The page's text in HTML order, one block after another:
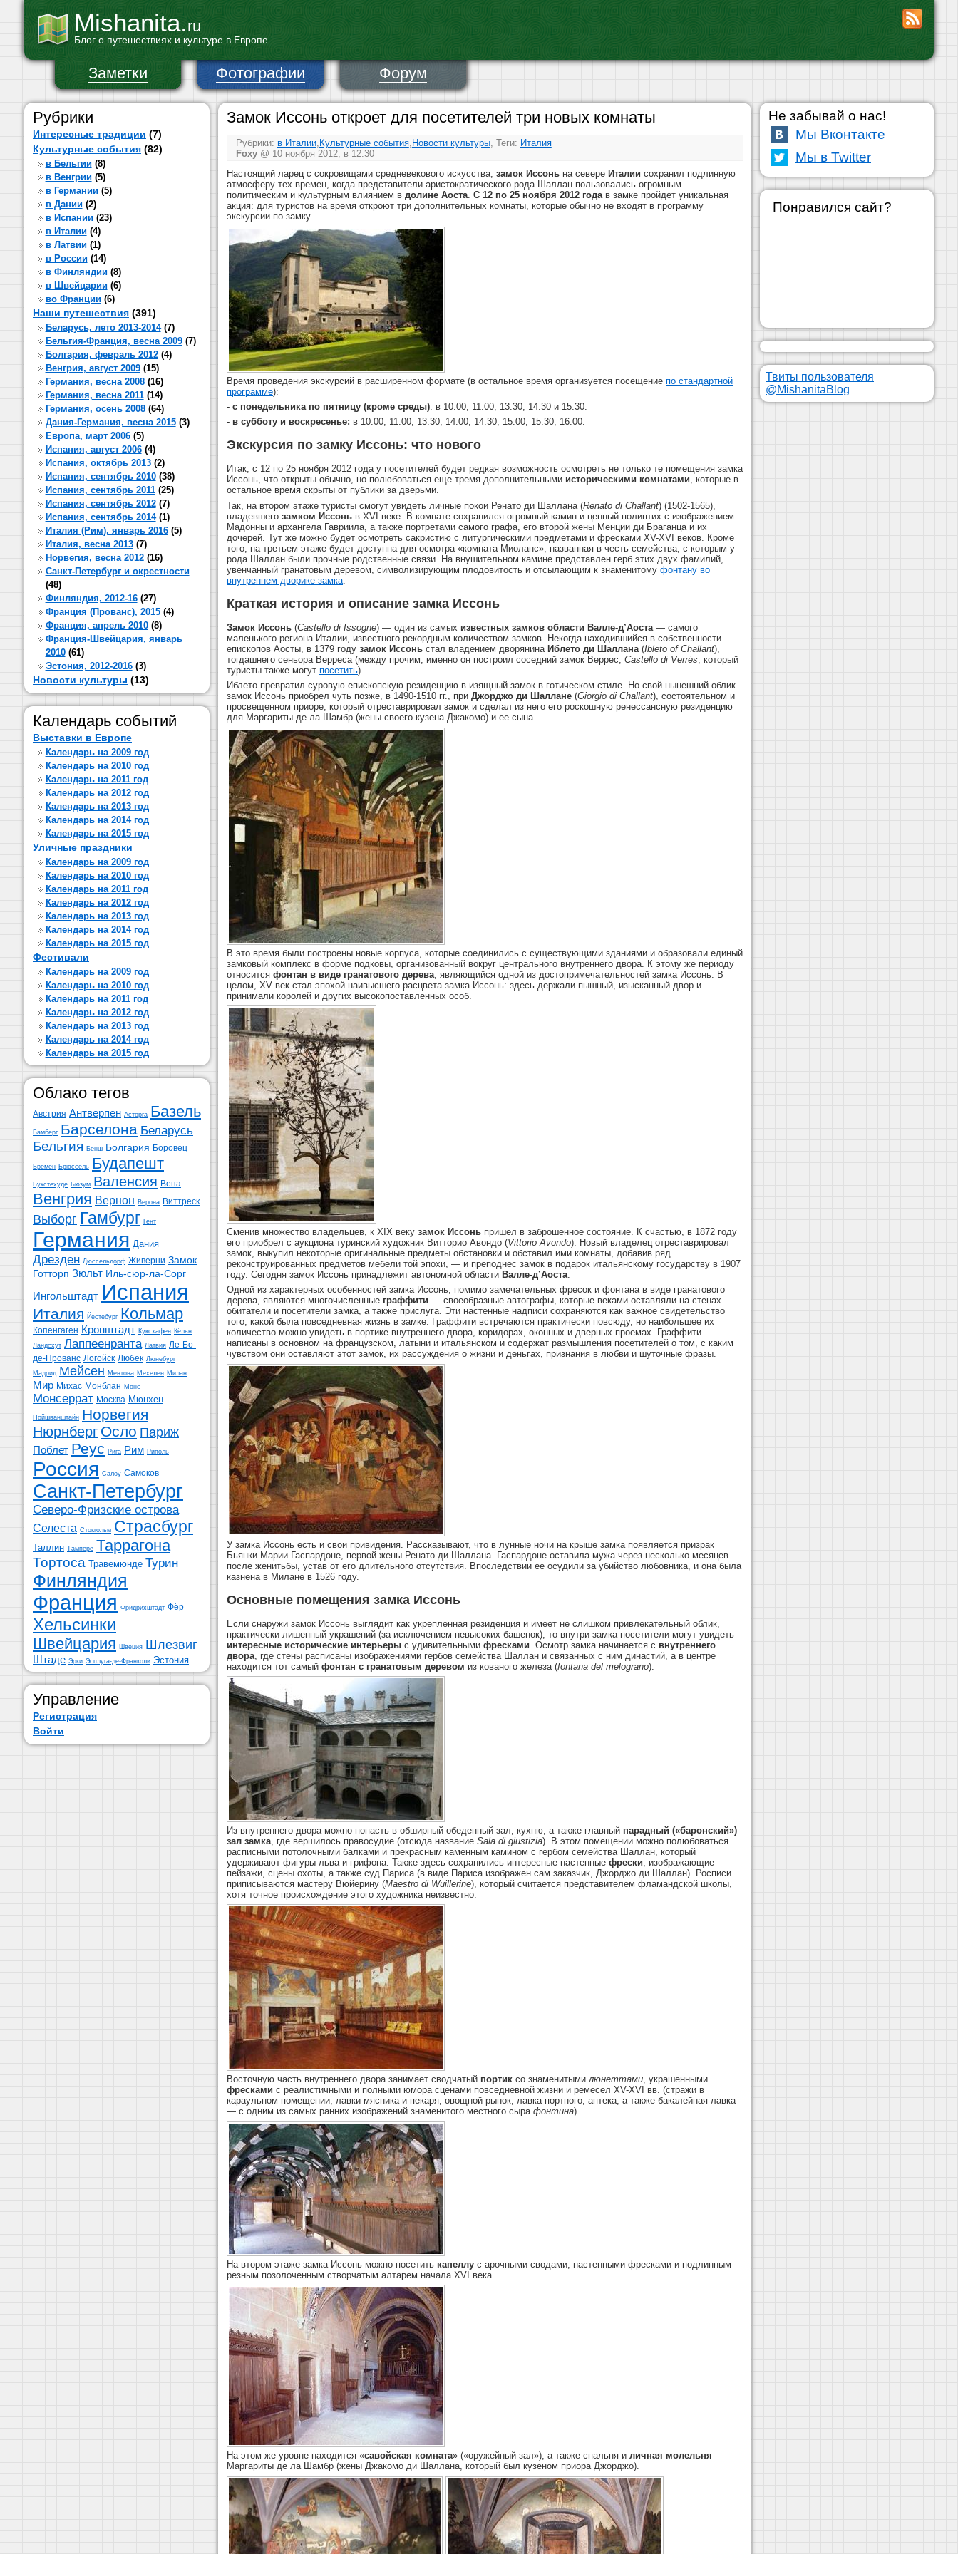
Mishanita.ru
Блог о путешествиях и культуре в Европе
Заметки Фотографии Форум
Рубрики
Интересные традиции (7)
Культурные события (82)
в Бельгии(8)
в Венгрии(5)
в Германии(5)
в Дании(2)
в Испании(23)
в Италии(4)
в Латвии(1)
в России(14)
в Финляндии(8)
в Швейцарии(6)
во Франции(6)
Наши путешествия (391)
Беларусь, лето 2013-2014(7)
Бельгия-Франция, весна 2009(7)
Болгария, февраль 2012(4)
Венгрия, август 2009(15)
Германия, весна 2008(16)
Германия, весна 2011(14)
Германия, осень 2008(64)
Дания-Германия, весна 2015(3)
Европа, март 2006(5)
Испания, август 2006(4)
Испания, октябрь 2013(2)
Испания, сентябрь 2010(38)
Испания, сентябрь 2011(25)
Испания, сентябрь 2012(7)
Испания, сентябрь 2014(1)
Италия (Рим), январь 2016(5)
Италия, весна 2013(7)
Норвегия, весна 2012(16)
Санкт-Петербург и окрестности
(48)
Финляндия, 2012-16(27)
Франция (Прованс), 2015(4)
Франция, апрель 2010(8)
Франция-Швейцария, январь
2010(61)
Эстония, 2012-2016(3)
Новости культуры (13)
Календарь событий
Выставки в Европе
Календарь на 2009 год
Календарь на 2010 год
Календарь на 2011 год
Календарь на 2012 год
Календарь на 2013 год
Календарь на 2014 год
Календарь на 2015 год
Уличные праздники
Календарь на 2009 год
Календарь на 2010 год
Календарь на 2011 год
Календарь на 2012 год
Календарь на 2013 год
Календарь на 2014 год
Календарь на 2015 год
Фестивали
Календарь на 2009 год
Календарь на 2010 год
Календарь на 2011 год
Календарь на 2012 год
Календарь на 2013 год
Календарь на 2014 год
Календарь на 2015 год
Облако тегов
Австрия Антверпен Асторга Базель
Бамберг Барселона Беларусь
Бельгия Бенш Болгария Боровец
Бремен Брюссель Будапешт
Букстехуде Бюзум Валенсия Вена
Венгрия Вернон Верона Виттреск
Выборг Гамбург Гент
Германия Дания
Дрезден Дюссельдорф Живерни Замок
Готторп Зюльт Иль-сюр-ла-Сорг
Ингольштадт Испания
Италия Йестебург Кольмар
Копенгаген Кронштадт Куксхафен Кёльн
Ландсхут Лаппеенранта Латвия Ле-Бо-
де-Прованс Логойск Любек Люнебург
Мадрид Мейсен Ментона Мехелен Милан
Мир Михас Монблан Монс
Монсеррат Москва Мюнхен
Нойшванштайн Норвегия
Нюрнберг Осло Париж
Поблет Реус Рига Рим Риполь
Россия Салоу Самоков
Санкт-Петербург
Северо-Фризские острова
Селеста Стокгольм Страсбург
Таллин Тампере Таррагона
Тортоса Травемюнде Турин
Финляндия
Франция Фридрихштадт Фёр
Хельсинки
Швейцария Швеция Шлезвиг
Штаде Эрки Эсплуга-де-Франколи Эстония
Управление
Регистрация
Войти
Замок Иссонь откроет для посетителей три новых комнаты
Рубрики: в Италии, Культурные события, Новости культуры, Теги: Италия
Foxy@ 10 ноября 2012, в 12:30
Настоящий ларец с сокровищами средневекового искусства, замок Иссонь на севере Италии сохранил подлинную
атмосферу тех времен, когда представители аристократического рода Шаллан пользовались огромным
политическим и культурным влиянием в долине Аоста. С 12 по 25 ноября 2012 годав замке пройдет уникальная
акция: для туристов на время откроют три дополнительных комнаты, которые обычно не входят в программу
экскурсии по замку.
Время проведения экскурсий в расширенном формате (в остальное время организуется посещение по стандартной
программе):
- с понедельника по пятницу (кроме среды): в 10:00, 11:00, 13:30, 14:30 и 15:30.
- в субботу и воскресенье: в 10:00, 11:00, 13:30, 14:00, 14:30, 15:00, 15:30, 16:00.
Экскурсия по замку Иссонь: что нового
Итак, с 12 по 25 ноября 2012 года у посетителей будет редкая возможность осмотреть не только те помещения замка
Иссонь, что открыты обычно, но полюбоваться еще тремя дополнительными историческими комнатами, которые в
остальное время скрыты от публики за дверьми.
Так, на втором этаже туристы смогут увидеть личные покои Ренато ди Шаллана (Renato di Challant) (1502-1565),
владевшего замком Иссонь в XVI веке. В комнате сохранился огромный камин и ценный полиптих с изображением
Мадонны и архангела Гавриила, а также портретами самого графа, его второй жены Менции ди Браганца и их
дочерей. Тут же можно будет осмотреть сакристию с литургическими предметами и фресками XV-XVI веков. Кроме
того, на третьем этаже будет доступна для осмотра «комната Миоланс», названная в честь семейства, с которым у
рода Шаллан были прочные родственные связи. На внушительном камине представлен герб этих двух фамилий,
увенчанный гранатовым деревом, символизирующим плодовитость и отсылающим к знаменитому фонтану во
внутреннем дворике замка
Краткая история и описание замка Иссонь
Замок Иссонь (Castello di Issogne) — один из самых известных замков области Валле-д’Аоста — самого
маленького региона Италии, известного рекордным количеством замков. Некогда находившийся в собственности
епископов Аосты, в 1379 году замок Иссонь стал владением дворянина Иблето ди Шаллана (Ibleto of Challant),
тогдашнего сеньора Верреса (между прочим, именно он построил соседний замок Веррес, Castello di Verrès , который
туристы также могут посетить).
Иблето превратил суровую епископскую резиденцию в изящный замок в готическом стиле. Но свой нынешний облик
замок Иссонь приобрел чуть позже, в 1490-1510 гг., при Джорджо ди Шаллане (Giorgio di Challant), состоятельном и
просвещенном приоре, который отреставрировал замок и сделал из него его роскошную ренессансную резиденцию
для Маргариты де ла Шамбр (жены своего кузена Джакомо) и ее сына.
В это время были построены новые корпуса, которые соединились с существующими зданиями и образовали единый
замковый комплекс в форме подковы, организованный вокруг центрального внутреннего двора. К этому же периоду
относится фонтан в виде гранатового дерева , являющийся одной из достопримечательностей замка Иссонь. В
целом, XV век стал эпохой наивысшего расцвета замка Иссонь: здесь держали пышный, изысканный двор и
принимали королей и других высокопоставленных особ.
Сменив множество владельцев, к XIX веку замок Иссонь пришел в заброшенное состояние. К счастью, в 1872 году
его приобрел с аукциона туринский художник Витторио Авондо (Vittorio Avondo). Новый владелец отреставрировал
замок, выкупил некоторые оригинальные предметы обстановки и обставил ими комнаты, добавив ряд
реконструированных предметов мебели той эпохи, — и преподнес замок в подарок итальянскому государству в 1907
году. Сегодня замок Иссонь принадлежит автономной области Валле-д’Аоста
Одной из характерных особенностей замка Иссонь, помимо замечательных фресок и фонтана в виде гранатового
дерева, являются многочисленные граффити — своеобразные автографы, которые веками оставляли на стенах
обитатели и посетители замка, а также прислуга. Эти настенные надписи сохраняются как важное свидетельство
того, какой была повседневная жизнь в замке. Граффити встречаются практически повсюду, но наибольшее их
количество можно увидеть в портике внутреннего двора, коридорах, оконных и дверных проемах. Граффити
написаны в основном на французском, латыни и итальянском и содержат размышления посетителей о том, с каким
чувством они оставляют этот замок, их рассуждения о жизни и деньгах, признания в любви и шуточные фразы.
У замка Иссонь есть и свои привидения. Рассказывают, что в лунные ночи на крыше замка появляется призрак
Бьянки Марии Гаспардоне, первой жены Ренато ди Шаллана. Гаспардоне оставила мужа через несколько месяцев
после женитьбы, устав от его длительного отсутствия. Впоследствии ее осудили за убийство любовника, и она была
казнена в Милане в 1526 году.
Основные помещения замка Иссонь
Если снаружи замок Иссонь выглядит как укрепленная резиденция и имеет не слишком привлекательный облик,
практически лишенный украшений (за исключением невысоких башенок), то внутри замка посетители могут увидеть
интересные исторические интерьеры с удивительными фресками . Осмотр замка начинается с внутреннего
двора , где стены расписаны изображениями гербов семейства Шаллан и связанных с ним династий, а в центре
находится тот самый фонтан с гранатовым деревом из кованого железа (fontana del melograno).
Из внутреннего двора можно попасть в обширный обеденный зал, кухню, а также главный парадный («баронский»)
зал замка, где вершилось правосудие (отсюда название Sala di giustizia). В этом помещении можно полюбоваться
расписными потолочными балками и прекрасным каменным камином с гербом семейства Шаллан, который
удерживают фигуры льва и грифона. Также здесь сохранились интересные настенные фрески, изображающие
пейзажи, сцены охоты, а также суд Париса (в виде Париса изображен сам заказчик, Джорджо ди Шаллан). Росписи
приписываются мастеру Вюйерину (Maestro di Wuillerine), который считается представителем фламандской школы,
хотя точное происхождение этого художника неизвестно.
Восточную часть внутреннего двора занимает сводчатый портик со знаменитымилюнеттами, украшенными
фресками с реалистичными и полными юмора сценами повседневной жизни и ремесел XV-XVI вв. (стражи в
караульном помещении, лавки мясника и пекаря, овощной рынок, лавка портного, аптека, а также бакалейная лавка
— с одним из самых ранних изображений знаменитого местного сыра фонтина).
На втором этаже замка Иссонь можно посетить капеллу с арочными сводами, настенными фресками и подлинным
резным позолоченным створчатым алтарем начала XVI века.
На этом же уровне находится «савойская комната» («оружейный зал»), а также спальня и личная молельня
Маргариты де ла Шамбр (жены Джакомо ди Шаллана, который был кузеном приора Джорджо).
Не забывай о нас!
Мы Вконтакте
Мы в Twitter
Понравился сайт?
Твиты пользователя
@MishanitaBlog